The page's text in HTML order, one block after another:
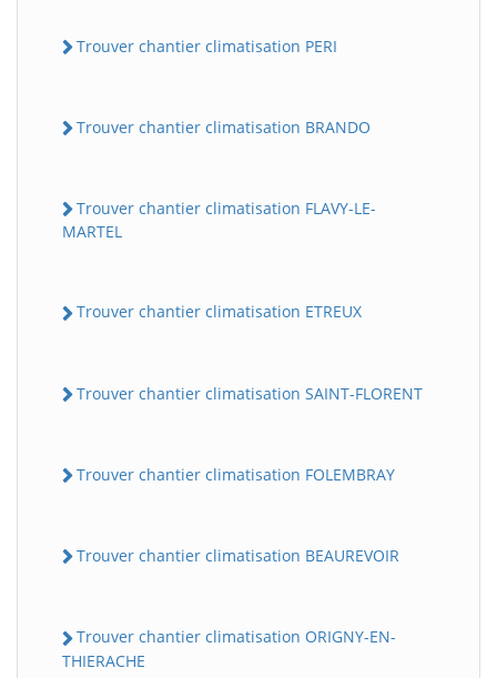
Trouver chantier climatisation PERI
Trouver chantier climatisation BRANDO
Trouver chantier climatisation FLAVY-LE-
MARTEL
Trouver chantier climatisation ETREUX
Trouver chantier climatisation SAINT-FLORENT
Trouver chantier climatisation FOLEMBRAY
Trouver chantier climatisation BEAUREVOIR
Trouver chantier climatisation ORIGNY-EN-
THIERACHE